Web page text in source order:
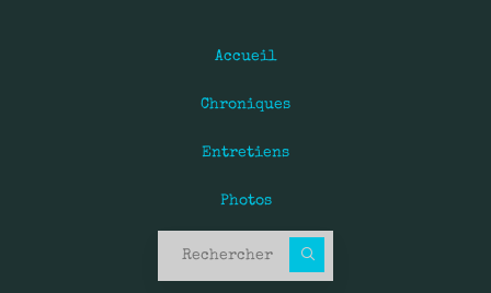
Accueil
Chroniques
Entretiens
Photos